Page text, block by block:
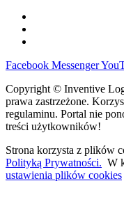
Facebook Messenger
Copyright © Inventive
prawa zastrzeżone.
regulaminu. Portal nie
treści użytkowników!
Strona korzysta z plików
Polityką Prywatności. W
ustawienia plików cookies